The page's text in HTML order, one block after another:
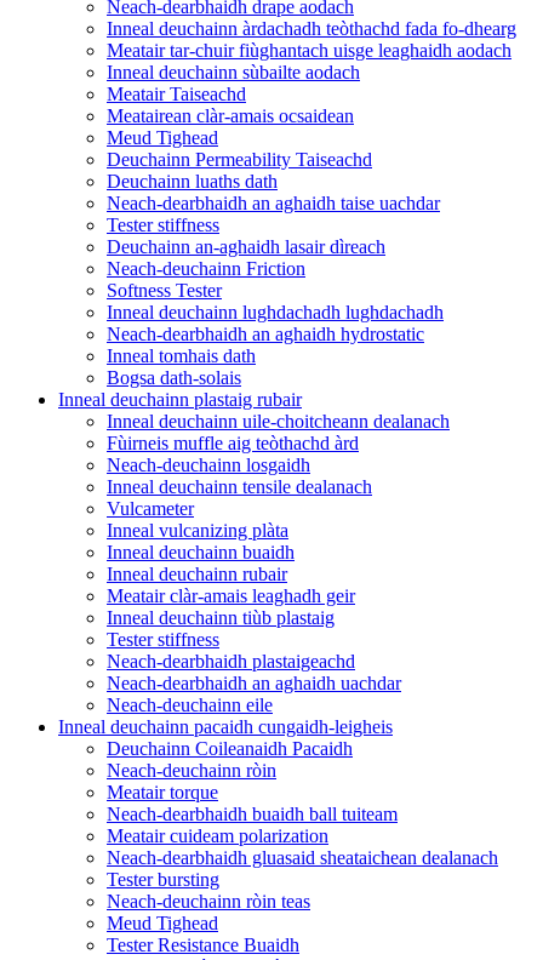
Neach-dearbhaidh drape aodach
Inneal deuchainn àrdachadh teòthachd fada fo-dhearg
Meatair tar-chuir fiùghantach uisge leaghaidh aodach
Inneal deuchainn sùbailte aodach
Meatair Taiseachd
Meatairean clàr-amais ocsaidean
Meud Tighead
Deuchainn Permeability Taiseachd
Deuchainn luaths dath
Neach-dearbhaidh an aghaidh taise uachdar
Tester stiffness
Deuchainn an-aghaidh lasair dìreach
Neach-deuchainn Friction
Softness Tester
Inneal deuchainn lughdachadh lughdachadh
Neach-dearbhaidh an aghaidh hydrostatic
Inneal tomhais dath
Bogsa dath-solais
Inneal deuchainn plastaig rubair
Inneal deuchainn uile-choitcheann dealanach
Fùirneis muffle aig teòthachd àrd
Neach-deuchainn losgaidh
Inneal deuchainn tensile dealanach
Vulcameter
Inneal vulcanizing plàta
Inneal deuchainn buaidh
Inneal deuchainn rubair
Meatair clàr-amais leaghadh geir
Inneal deuchainn tiùb plastaig
Tester stiffness
Neach-dearbhaidh plastaigeachd
Neach-dearbhaidh an aghaidh uachdar
Neach-deuchainn eile
Inneal deuchainn pacaidh cungaidh-leigheis
Deuchainn Coileanaidh Pacaidh
Neach-deuchainn ròin
Meatair torque
Neach-dearbhaidh buaidh ball tuiteam
Meatair cuideam polarization
Neach-dearbhaidh gluasaid sheataichean dealanach
Tester bursting
Neach-deuchainn ròin teas
Meud Tighead
Tester Resistance Buaidh